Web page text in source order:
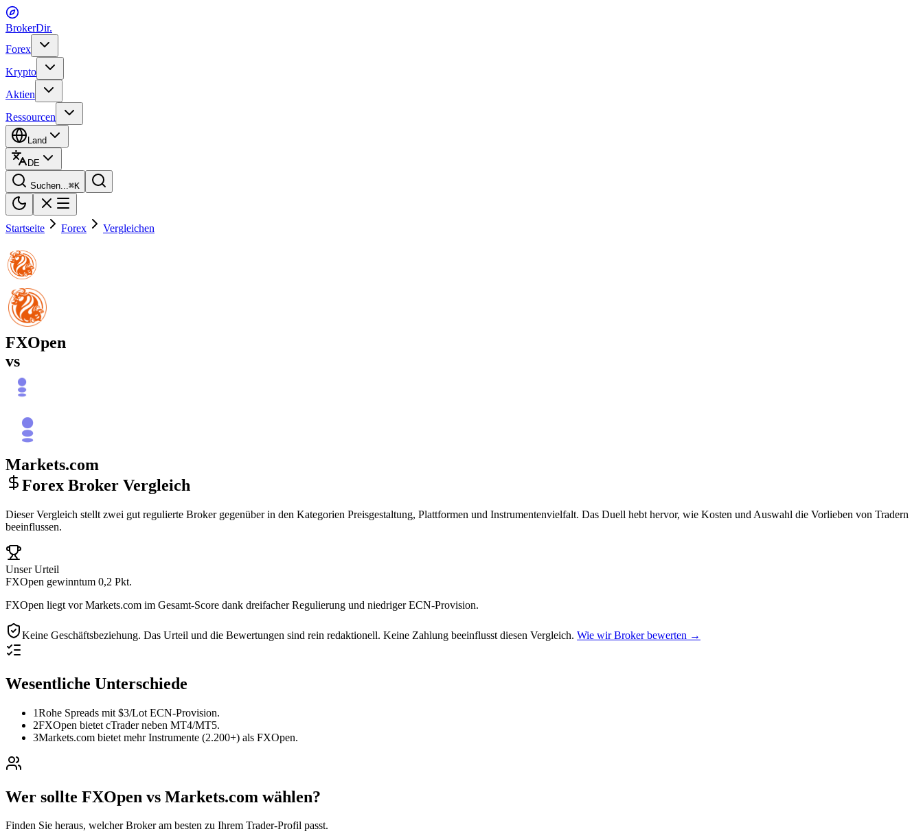
BrokerDir.
Forex
Krypto
Aktien
Ressourcen
Land
DE
Suchen...⌘K
Startseite Forex Vergleichen
FXOpen
vs
Markets.com
Forex Broker Vergleich
Dieser Vergleich stellt zwei gut regulierte Broker gegenüber in den Kategorien Preisgestaltung, Plattformen und Instrumentenvielfalt. Das Duell hebt hervor, wie Kosten und Auswahl die Vorlieben von Tradern
beeinflussen.
Unser Urteil
FXOpen gewinntum 0,2 Pkt.
FXOpen liegt vor Markets.com im Gesamt-Score dank dreifacher Regulierung und niedriger ECN-Provision.
Keine Geschäftsbeziehung. Das Urteil und die Bewertungen sind rein redaktionell. Keine Zahlung beeinflusst diesen Vergleich. Wie wir Broker bewerten →
Wesentliche Unterschiede
1Rohe Spreads mit $3/Lot ECN-Provision.
2FXOpen bietet cTrader neben MT4/MT5.
3Markets.com bietet mehr Instrumente (2.200+) als FXOpen.
Wer sollte FXOpen vs Markets.com wählen?
Finden Sie heraus, welcher Broker am besten zu Ihrem Trader-Profil passt.